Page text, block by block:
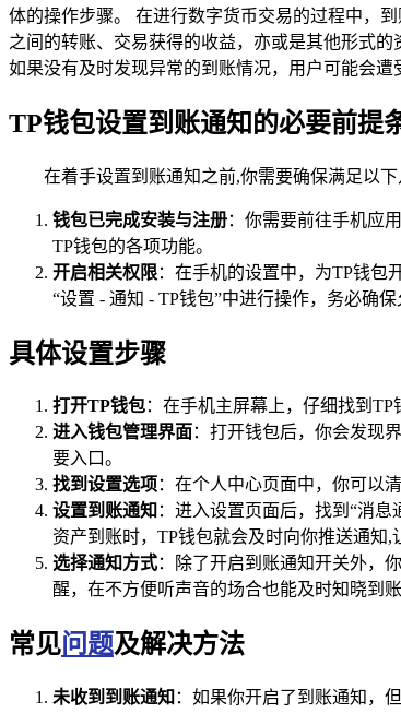
体的操作步骤。 在进行数字货币交易的过程中，
之间的转账、交易获得的收益，亦或是其他形式
如果没有及时发现异常的到账情况，用户可能会
TP钱包设置到账通知的必要前提
在着手设置到账通知之前,你需要确保满足以下
钱包已完成安装与注册：你需要前往手机应
TP钱包的各项功能。
开启相关权限：在手机的设置中，为TP钱包
“设置 - 通知 - TP钱包”中进行操作，务必确
具体设置步骤
打开TP钱包：在手机主屏幕上，仔细找到
进入钱包管理界面：打开钱包后，你会发现
要入口。
找到设置选项：在个人中心页面中，你可以
设置到账通知 ：进入设置页面后，找到“消
资产到账时，TP钱包就会及时向你推送通知,
选择通知方式：除了开启到账通知开关外，
醒，在不方便听声音的场合也能及时知晓到
常见问题及解决方法
未收到到账通知 ：如果你开启了到账通知，